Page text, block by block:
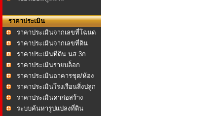
ราคาประเมิน
ราคาประเมินจากเลขที่โฉนด
ราคาประเมินจากเลขที่ดิน
ราคาประเมินที่ดิน นส.3ก
ราคาประเมินรายบล็อก
ราคาประเมินอาคารชุด/ห้อง
ชุด
ราคาประเมินโรงเรือนสิ่งปลูก
สร้าง ราคาประเมินค่าก่อสร้าง
อาคาร พ.ศ.2558
ระบบค้นหารูปแปลงที่ดิน